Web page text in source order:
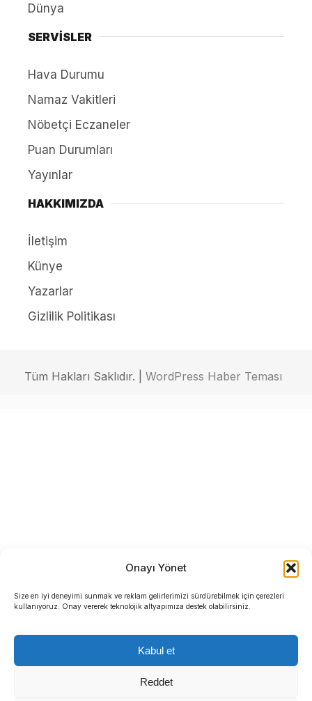
Onayı Yönet
Size en iyi deneyimi sunmak ve reklam gelirlerimizi sürdürebilmek için çerezleri
kullanıyoruz. Onay vererek teknolojik altyapımıza destek olabilirsiniz.
Kabul et
Reddet
Dünya
SERVİSLER
Hava Durumu
Namaz Vakitleri
Nöbetçi Eczaneler
Puan Durumları
Yayınlar
HAKKIMIZDA
İletişim
Künye
Yazarlar
Gizlilik Politikası
Tüm Hakları Saklıdır. | WordPress Haber Teması